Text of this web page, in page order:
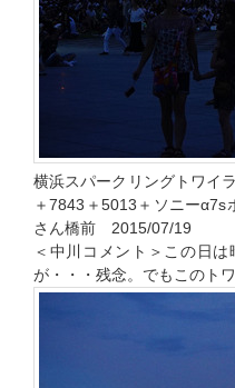
横浜スパークリングトワイ
＋7843＋5013＋ソニー
さん橋前 2015/07/19
＜中川コメント＞この日
が・・・残念。でもこのト